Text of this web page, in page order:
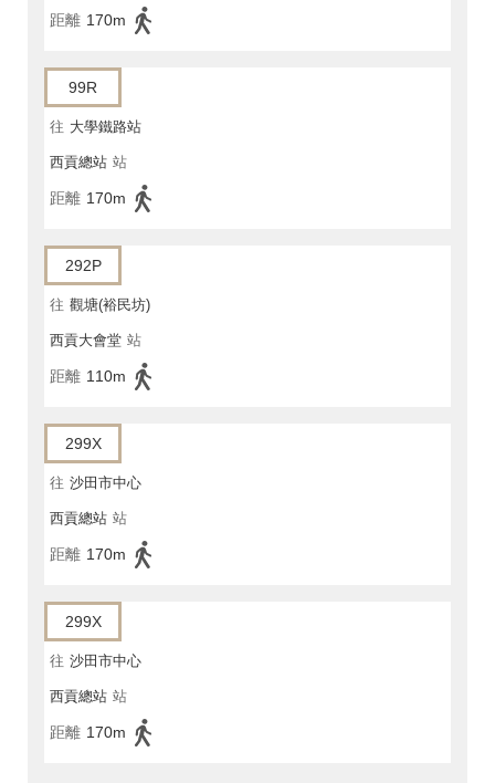
距離 170m
99R
往 大學鐵路站
西貢總站 站
距離 170m
292P
往 觀塘(裕民坊)
西貢大會堂 站
距離 110m
299X
往 沙田市中心
西貢總站 站
距離 170m
299X
往 沙田市中心
西貢總站 站
距離 170m